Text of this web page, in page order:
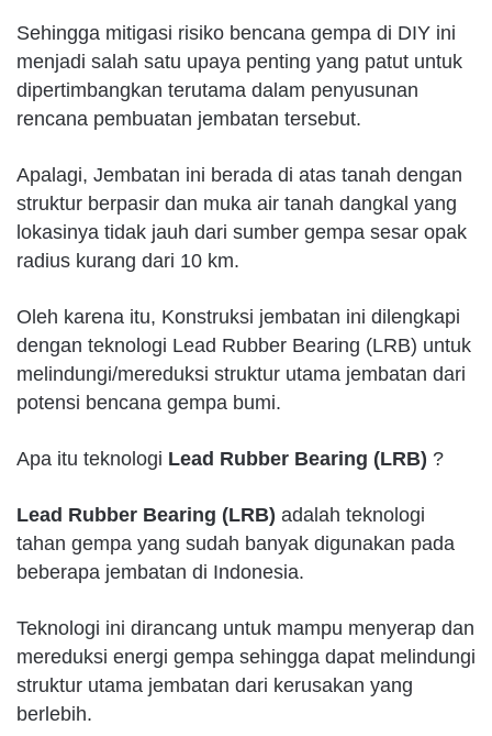
Sehingga mitigasi risiko bencana gempa di DIY ini
menjadi salah satu upaya penting yang patut untuk
dipertimbangkan terutama dalam penyusunan
rencana pembuatan jembatan tersebut.
Apalagi, Jembatan ini berada di atas tanah dengan
struktur berpasir dan muka air tanah dangkal yang
lokasinya tidak jauh dari sumber gempa sesar opak
radius kurang dari 10 km.
Oleh karena itu, Konstruksi jembatan ini dilengkapi
dengan teknologi Lead Rubber Bearing (LRB) untuk
melindungi/mereduksi struktur utama jembatan dari
potensi bencana gempa bumi.
Apa itu teknologi Lead Rubber Bearing (LRB) ?
Lead Rubber Bearing (LRB) adalah teknologi
tahan gempa yang sudah banyak digunakan pada
beberapa jembatan di Indonesia.
Teknologi ini dirancang untuk mampu menyerap dan
mereduksi energi gempa sehingga dapat melindungi
struktur utama jembatan dari kerusakan yang
berlebih.